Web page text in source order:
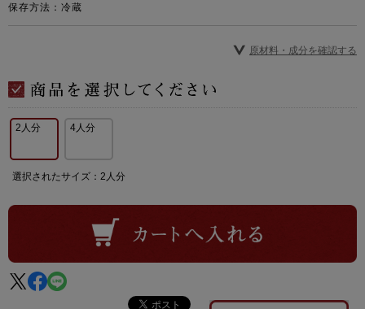
保存方法：冷蔵
原材料・成分を確認する
2人分 4人分
選択されたサイズ：2人分